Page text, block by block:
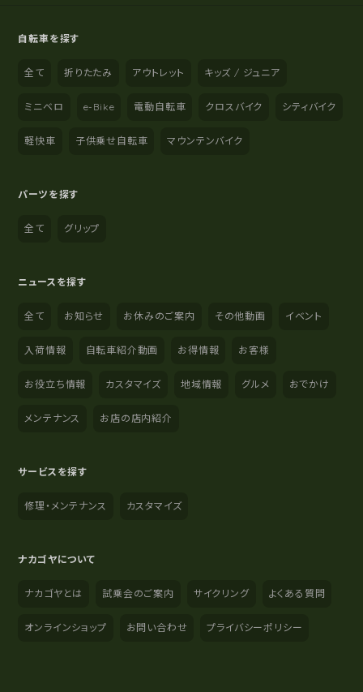
自転車を探す
全て 折りたたみ アウトレット キッズ / ジュニア
ミニベロ e-Bike 電動自転車 クロスバイク シティバイク
軽快車 子供乗せ自転車 マウンテンバイク
パーツを探す
全て グリップ
ニュースを探す
全て お知らせ お休みのご案内 その他動画 イベント
入荷情報 自転車紹介動画 お得情報 お客様
お役立ち情報 カスタマイズ 地域情報 グルメ おでかけ
メンテナンス お店の店内紹介
サービスを探す
修理・メンテナンス カスタマイズ
ナカゴヤについて
ナカゴヤとは 試乗会のご案内 サイクリング よくある質問
オンラインショップ お問い合わせ プライバシーポリシー